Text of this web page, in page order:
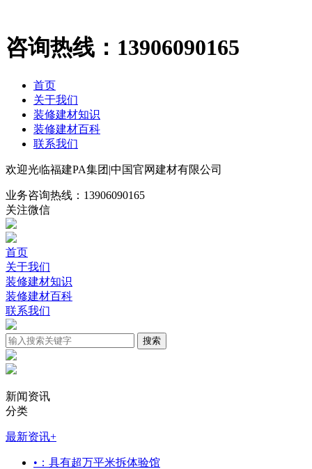
咨询热线： 13906090165
首页
关于我们
装修建材知识
装修建材百科
联系我们
欢迎光临福建PA集团|中国官网建材有限公司
业务咨询热线： 13906090165
关注微信
首页
关于我们
装修建材知识
装修建材百科
联系我们
新闻资讯
分类
最新资讯+
• ：具有超万平米拆体验馆